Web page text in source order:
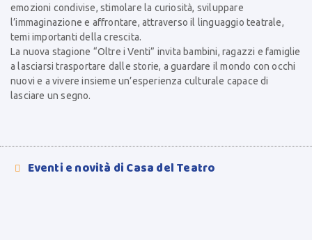
emozioni condivise, stimolare la curiosità, sviluppare
l’immaginazione e affrontare, attraverso il linguaggio teatrale,
temi importanti della crescita.
La nuova stagione “Oltre i Venti” invita bambini, ragazzi e famiglie
a lasciarsi trasportare dalle storie, a guardare il mondo con occhi
nuovi e a vivere insieme un’esperienza culturale capace di
lasciare un segno.
 Eventi e novità di Casa del Teatro